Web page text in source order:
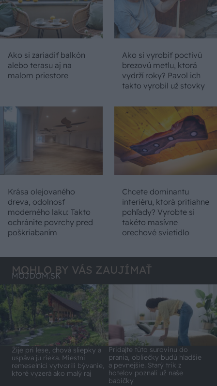
Ako si zariadiť balkón
alebo terasu aj na
malom priestore
Ako si vyrobiť poctivú
brezovú metlu, ktorá
vydrží roky? Pavol ich
takto vyrobil už stovky
Krása olejovaného
dreva, odolnosť
moderného laku: Takto
ochránite povrchy pred
poškriabaním
Chcete dominantu
interiéru, ktorá pritiahne
pohľady? Vyrobte si
takéto masívne
orechové svietidlo
MOHLO BY VÁS ZAUJÍMAŤ
MÔJDOM.SK
Žije pri lese, chová sliepky a
uspáva ju rieka. Miestni
remeselníci vytvorili bývanie,
ktoré vyzerá ako malý raj
Pridajte túto surovinu do
prania, obliečky budú hladšie
a pevnejšie. Starý trik z
hotelov poznali už naše
babičky